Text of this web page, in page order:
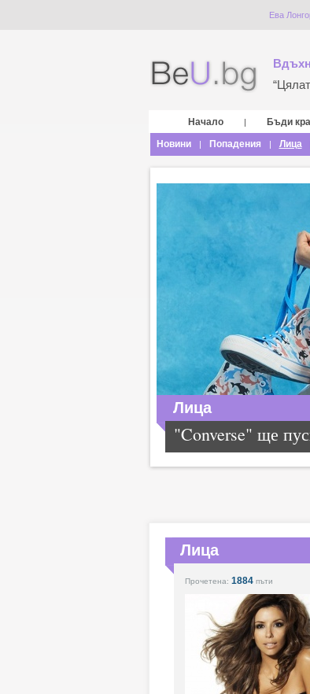
Ева
Начало | Бъди
Новини | Попадения | Лица
Лица
"Converse" ще
Лица
Прочетена: 1884пъти